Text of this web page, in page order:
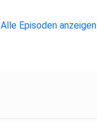
Alle Episoden anzeigen